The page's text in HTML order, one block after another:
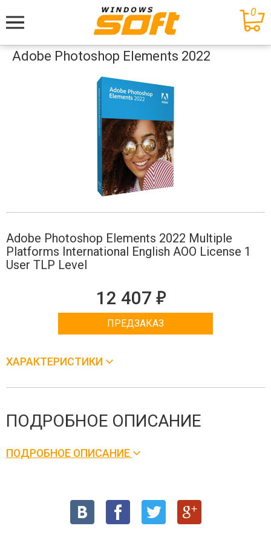
Меню
0
Adobe Photoshop Elements 2022
Adobe Photoshop Elements 2022 Multiple
Platforms International English AOO License 1
User TLP Level
12 407 е
ПРЕДЗАКАЗ
ХАРАКТЕРИСТИКИ
ПОДРОБНОЕ ОПИСАНИЕ
ПОДРОБНОЕ ОПИСАНИЕ